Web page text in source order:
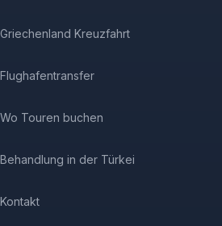
Griechenland Kreuzfahrt
Flughafentransfer
Wo Touren buchen
Behandlung in der Türkei
Kontakt